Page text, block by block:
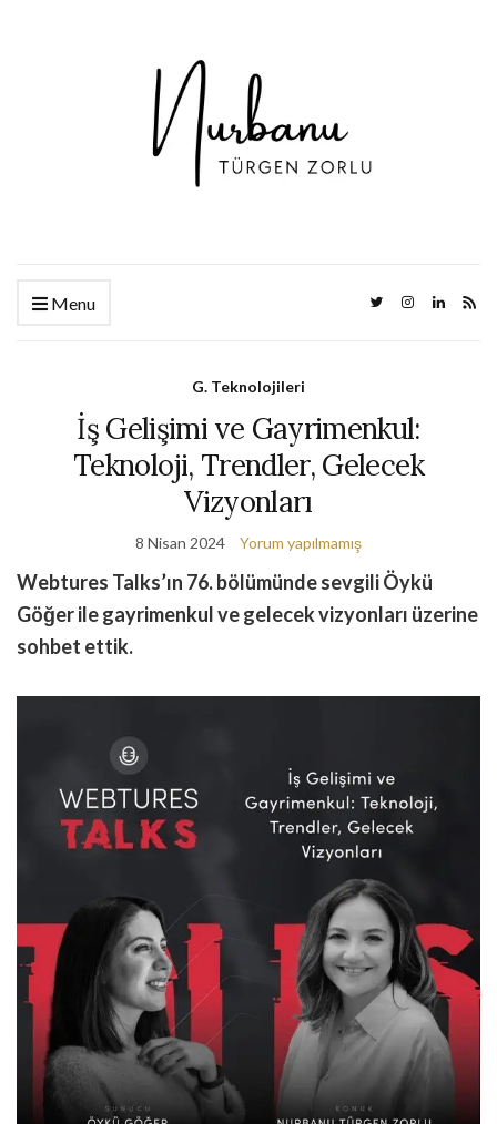
Menu
G. Teknolojileri
İş Gelişimi ve Gayrimenkul:
Teknoloji, Trendler, Gelecek
Vizyonları
8 Nisan 2024 Yorum yapılmamış
Webtures Talks’ın 76. bölümünde sevgili Öykü
Göğer ile gayrimenkul ve gelecek vizyonları üzerine
sohbet ettik.